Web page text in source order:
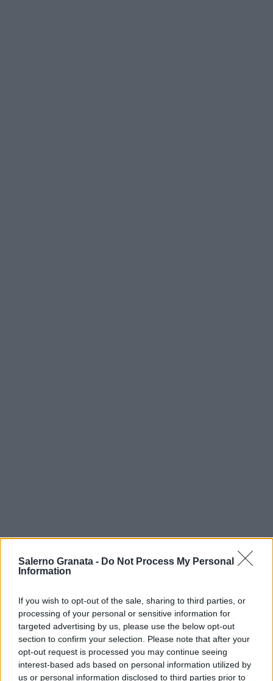
Salerno Granata - Do Not Process My Personal
Information
If you wish to opt-out of the sale, sharing to third parties, or
processing of your personal or sensitive information for
targeted advertising by us, please use the below opt-out
section to confirm your selection. Please note that after your
opt-out request is processed you may continue seeing
interest-based ads based on personal information utilized by
us or personal information disclosed to third parties prior to